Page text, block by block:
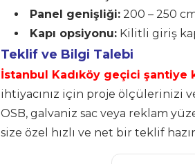
Panel genişliği: 200 – 250
Kapı opsiyonu: Kilitli giriş
Teklif ve Bilgi Talebi
İstanbul Kadıköy geçici şantiye
ihtiyacınız için proje ölçülerinizi
OSB, galvaniz sac veya reklam
size özel hızlı ve net bir teklif